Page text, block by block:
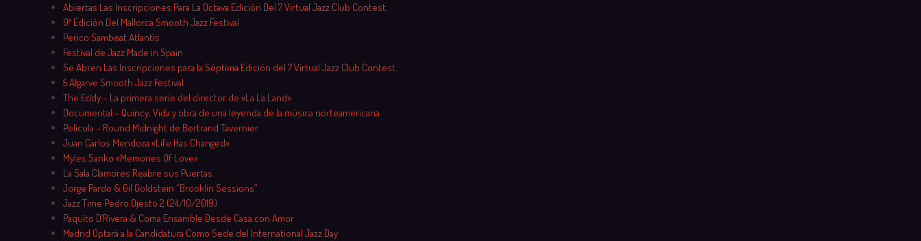
Skip
to
content
Abiertas Las Inscripciones Para La Octava Edición Del 7 Virtual Jazz Club Contest.
9ª Edición Del Mallorca Smooth Jazz Festival
Perico Sambeat Atlantis
Festival de Jazz Made in Spain
Se Abren Las Inscripciones para la Séptima Edición del 7 Virtual Jazz Club Contest.
5 Algarve Smooth Jazz Festival
The Eddy – La primera serie del director de «La La Land»
Documental – Quincy. Vida y obra de una leyenda de la música norteamericana.
Película – Round Midnight de Bertrand Tavernier
Juan Carlos Mendoza «Life Has Changed»
Myles Sanko «Memories Of Love»
La Sala Clamores Reabre sus Puertas
Jorge Pardo & Gil Goldstein “Brooklin Sessions”
Jazz Time Pedro Ojesto 2 (24/10/2019)
Paquito D’Rivera & Coma Ensamble Desde Casa con Amor
Madrid Optará a la Candidatura Como Sede del International Jazz Day